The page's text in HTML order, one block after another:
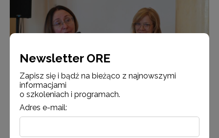
Od lewej: wicedyrektor ORE Małgorzata Szeja oraz kierownik Marzena
Murawska
Newsletter ORE
Zapisz się i bądź na bieżąco z najnowszymi
informacjami
o szkoleniach i programach.
Adres e-mail: